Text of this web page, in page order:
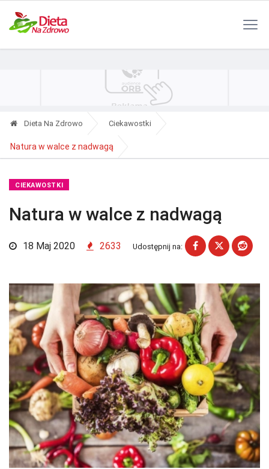
Dieta Na Zdrowo Ciekawostki
Natura w walce z nadwagą
CIEKAWOSTKI
Natura w walce z nadwagą
18 Maj 2020 2633 Udostępnij na: